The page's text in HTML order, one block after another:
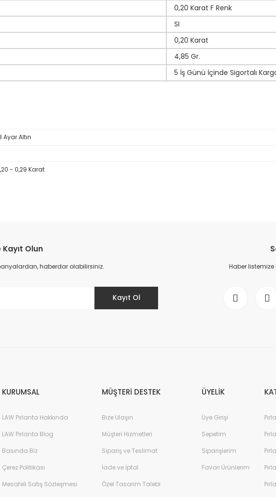
0,20 Karat F Renk
SI
0,20 Karat
4,85 Gr.
5 İş Günü İçinde Sigortalı
Ayar Altın
- 0,29 Karat
Olun
haberdar olabilirsiniz.
Kayıt Ol
Haber
KURUMSAL
LAW Pırlanta Hakkında
LAW Pırlanta Blog
Basında Biz
Çerez Politikası
Mesafeli Satış Sözleşmesi
MÜŞTERİ DESTEK
Bize Ulaşın
Müşteri Hizmetleri
Sipariş ve Teslimat
İade ve İptal
Özel Tasarım Talebi
ÜYELİK
Üye Girişi
Sepetim
Siparişlerim
Favori Ürünlerim